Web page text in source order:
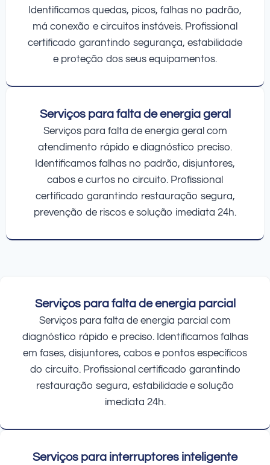
Identificamos quedas, picos, falhas no padrão,
má conexão e circuitos instáveis. Profissional
certificado garantindo segurança, estabilidade
e proteção dos seus equipamentos.
Serviços para falta de energia geral
Serviços para falta de energia geral com
atendimento rápido e diagnóstico preciso.
Identificamos falhas no padrão, disjuntores,
cabos e curtos no circuito. Profissional
certificado garantindo restauração segura,
prevenção de riscos e solução imediata 24h.
Serviços para falta de energia parcial
Serviços para falta de energia parcial com
diagnóstico rápido e preciso. Identificamos falhas
em fases, disjuntores, cabos e pontos específicos
do circuito. Profissional certificado garantindo
restauração segura, estabilidade e solução
imediata 24h.
Serviços para interruptores inteligente